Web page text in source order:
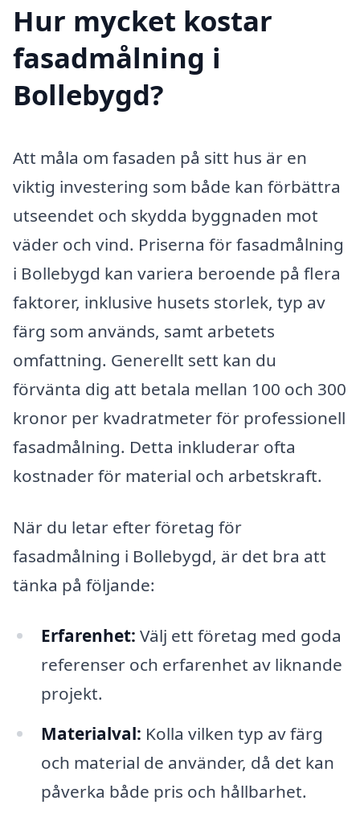
Hur mycket kostar
fasadmålning i
Bollebygd?
Att måla om fasaden på sitt hus är en
viktig investering som både kan förbättra
utseendet och skydda byggnaden mot
väder och vind. Priserna för fasadmålning
i Bollebygd kan variera beroende på flera
faktorer, inklusive husets storlek, typ av
färg som används, samt arbetets
omfattning. Generellt sett kan du
förvänta dig att betala mellan 100 och 300
kronor per kvadratmeter för professionell
fasadmålning. Detta inkluderar ofta
kostnader för material och arbetskraft.
När du letar efter företag för
fasadmålning i Bollebygd, är det bra att
tänka på följande:
Erfarenhet: Välj ett företag med goda
referenser och erfarenhet av liknande
projekt.
Materialval: Kolla vilken typ av färg
och material de använder, då det kan
påverka både pris och hållbarhet.